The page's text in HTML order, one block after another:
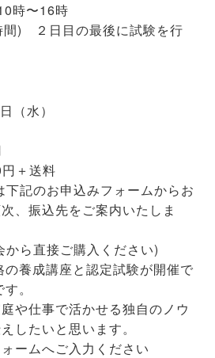
時〜16時
間) ２日目の最後に試験を行
（水）
＋送料
下記のお申込みフォームからお
、振込先をご案内いたしま
から直接ご購入ください)
養成講座と認定試験が開催で
。
や仕事で活かせる独自のノウ
したいと思います。
ームへご入力ください